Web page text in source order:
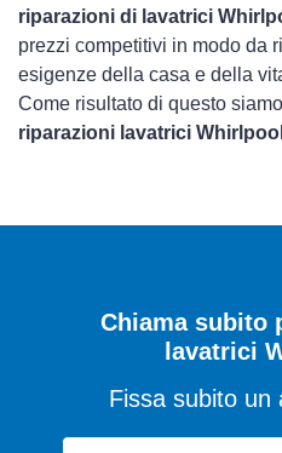
riparazioni di lavatrici
prezzi competitivi in modo da
esigenze della casa e della
Come risultato di questo
riparazioni lavatrici Whirlpool
Chiama subito
lavatrici
Fissa subito un